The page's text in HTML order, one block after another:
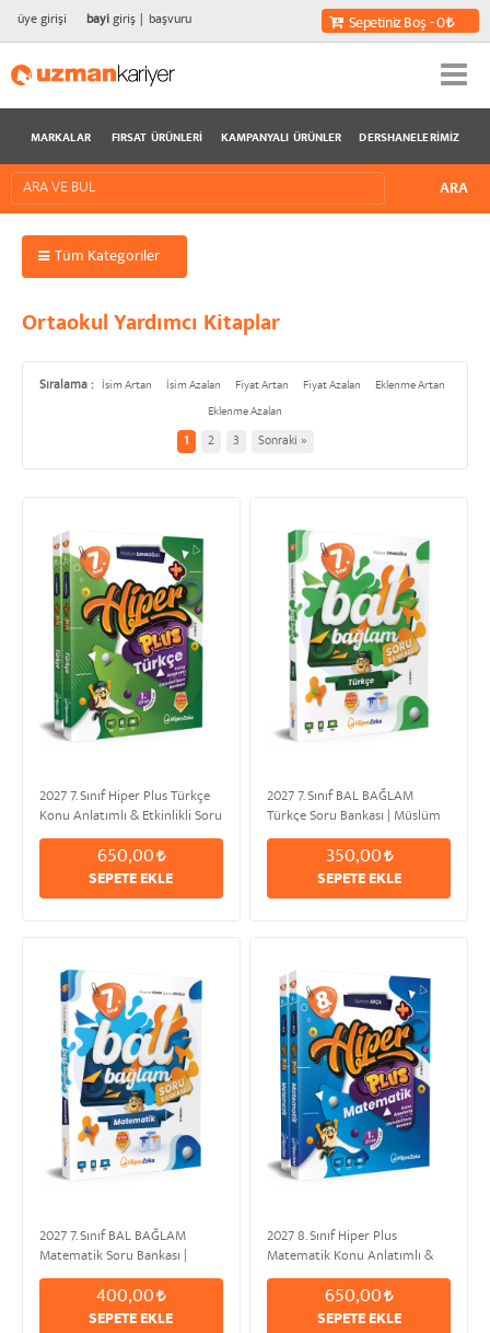
üye girişi bayigiriş başvuru Sepetiniz Boş - 0
MARKALAR FIRSAT ÜRÜNLERI KAMPANYALI ÜRÜNLER DERSHANELERIMIZ
Tüm Kategoriler
Ortaokul Yardımcı Kitaplar
Sıralama : İsim Artan İsim Azalan Fiyat Artan Fiyat Azalan
Eklenme Artan
Eklenme Azalan
1 2 3 Sonraki »
2027 7. Sınıf Hiper Plus Türkçe
Konu Anlatımlı & Etkinlikli Soru
Bankası | Müslüm DANAOĞLU
650,00
SEPETE EKLE
2027 7. Sınıf BAL BAĞLAM
Türkçe Soru Bankası | Müslüm
DANAOĞLU
350,00
SEPETE EKLE
2027 7. Sınıf BAL BAĞLAM
Matematik Soru Bankası |
Mustafa TÜMEN & Şahan
400,00
SEPETE EKLE
2027 8. Sınıf Hiper Plus
Matematik Konu Anlatımlı &
Etkinlikli Soru Bankası | Serkan
650,00
SEPETE EKLE